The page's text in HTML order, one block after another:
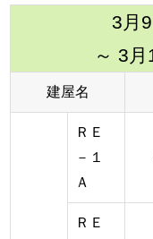
3月
～ 3月
建屋名
ＲＥ
－１
Ａ
ＲＥ